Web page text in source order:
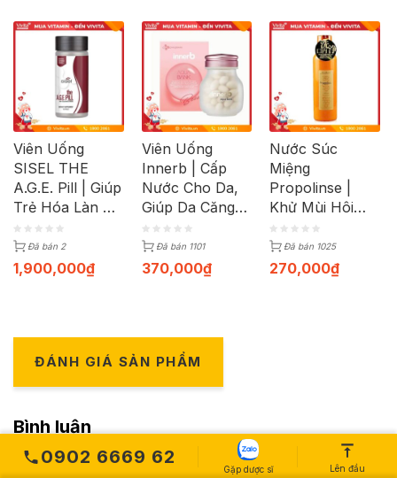
Viên Uống
SISEL THE
A.G.E. Pill | Giúp
Trẻ Hóa Làn Da
| Hộp 180 Viên
Đã bán 2
1,900,000₫
Viên Uống
Innerb | Cấp
Nước Cho Da,
Giúp Da Căng
Mượt, Mịn
Màng | Hộp 56
Viên
Đã bán 1101
370,000₫
Nước Súc
Miệng
Propolinse |
Khử Mùi Hôi
Miệng, Trắng
Răng | Chai
600ml
Đã bán 1025
270,000₫
ĐÁNH GIÁ SẢN PHẨM
Bình luận
0902 6669 62
Gặp dược sĩ Lên đầu